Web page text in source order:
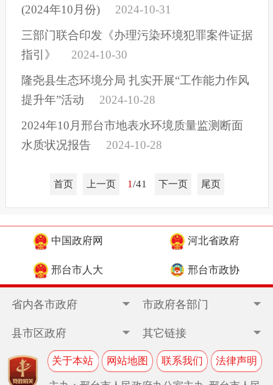
(2024年10月份)
2024-10-31
三部门联合印发《办理污染环境犯罪案件证据
指引》
2024-10-30
隆尧县生态环境分局 扎实开展“工作能力作风
提升年”活动
2024-10-28
2024年10月邢台市地表水环境质量监测断面
水质状况报告
2024-10-28
首页 上一页 1/41 下一页 尾页
中国政府网 河北省政府
邢台市人大 邢台市政协
省内各市政府 市政府各部门
县市区政府 其它链接
关于本站 网站地图 联系我们 法律声明